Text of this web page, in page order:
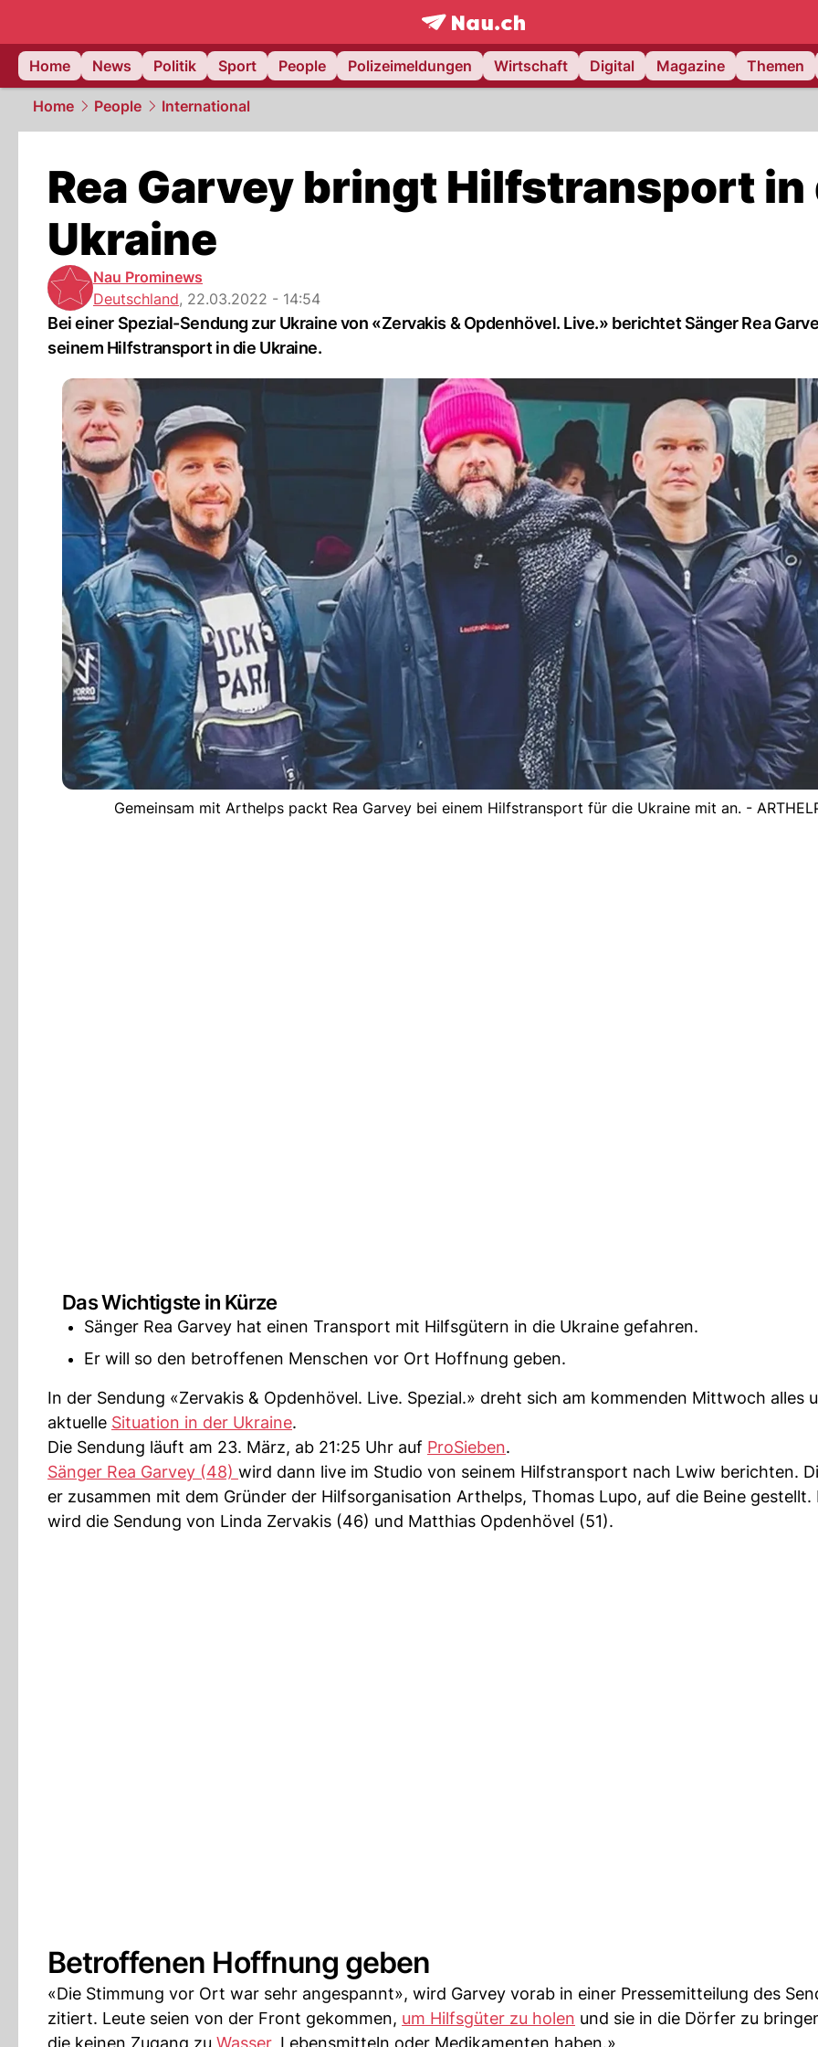
frontpage.NAU.ch
Home
News Politik Sport People Polizeimeldungen Wirtschaft Digital Magazine Themen
Home People International
Rea Garvey bringt Hilfstransport in
Ukraine
Nau Prominews
Deutschland, 22.03.2022 - 14:54
Bei einer Spezial-Sendung zur Ukraine von «Zervakis & Opdenhövel. Live.» berichtet Sänger Rea
seinem Hilfstransport in die Ukraine.
Gemeinsam mit Arthelps packt Rea Garvey bei einem Hilfstransport für die Ukraine mit an. -
Das Wichtigste in Kürze
Sänger Rea Garvey hat einen Transport mit Hilfsgütern in die Ukraine gefahren.
Er will so den betroffenen Menschen vor Ort Hoffnung geben.
In der Sendung «Zervakis & Opdenhövel. Live. Spezial.» dreht sich am kommenden Mittwoch alles
aktuelle Situation in der Ukraine.
Die Sendung läuft am 23. März, ab 21:25 Uhr auf ProSieben.
Sänger Rea Garvey (48) wird dann live im Studio von seinem Hilfstransport nach Lwiw berichten.
er zusammen mit dem Gründer der Hilfsorganisation Arthelps, Thomas Lupo, auf die Beine
wird die Sendung von Linda Zervakis (46) und Matthias Opdenhövel (51).
Betroffenen Hoffnung geben
«Die Stimmung vor Ort war sehr angespannt», wird Garvey vorab in einer Pressemitteilung des
zitiert. Leute seien von der Front gekommen, um Hilfsgüter zu holen und sie in die Dörfer zu
die keinen Zugang zu Wasser, Lebensmitteln oder Medikamenten haben.»